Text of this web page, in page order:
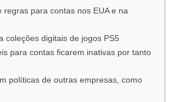
regras para contas nos EUA e na
coleções digitais de jogos PS5
para contas ficarem inativas por tanto
políticas de outras empresas, como